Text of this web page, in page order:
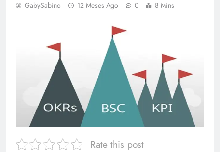
GabySabino 12 Meses Ago 0 8 Mins
Rate this post